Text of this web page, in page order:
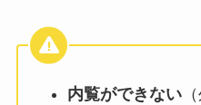
内覧ができない